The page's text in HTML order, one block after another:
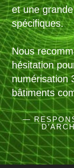
et une
spécifiques.
Nous
hésitation
numérisation
bâtiments
—